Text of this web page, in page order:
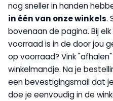
nog sneller in handen
in één van onze winkels.
bovenaan de pagina. Bij
voorraad is in de door jou
op voorraad? Vink
winkelmandje. Na je
een bevestigingsmail dat
doe je eenvoudig in de